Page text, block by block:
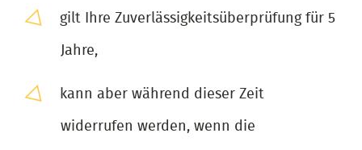
gilt Ihre Zuverlässigkeitsüberprüfung für 5
Jahre,
kann aber während dieser Zeit
widerrufen werden, wenn die